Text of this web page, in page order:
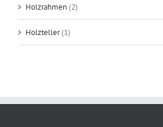
Holzrahmen(2)
Holzteller(1)